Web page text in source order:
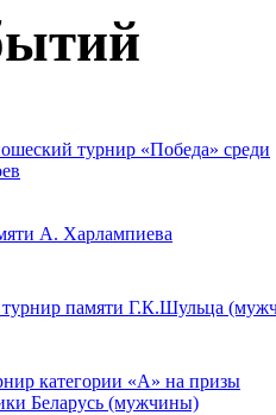
турнир «Победа» среди
А. Харлампиева
памяти Г.К.Шульца
категории «А» на призы
Беларусь (мужчины)